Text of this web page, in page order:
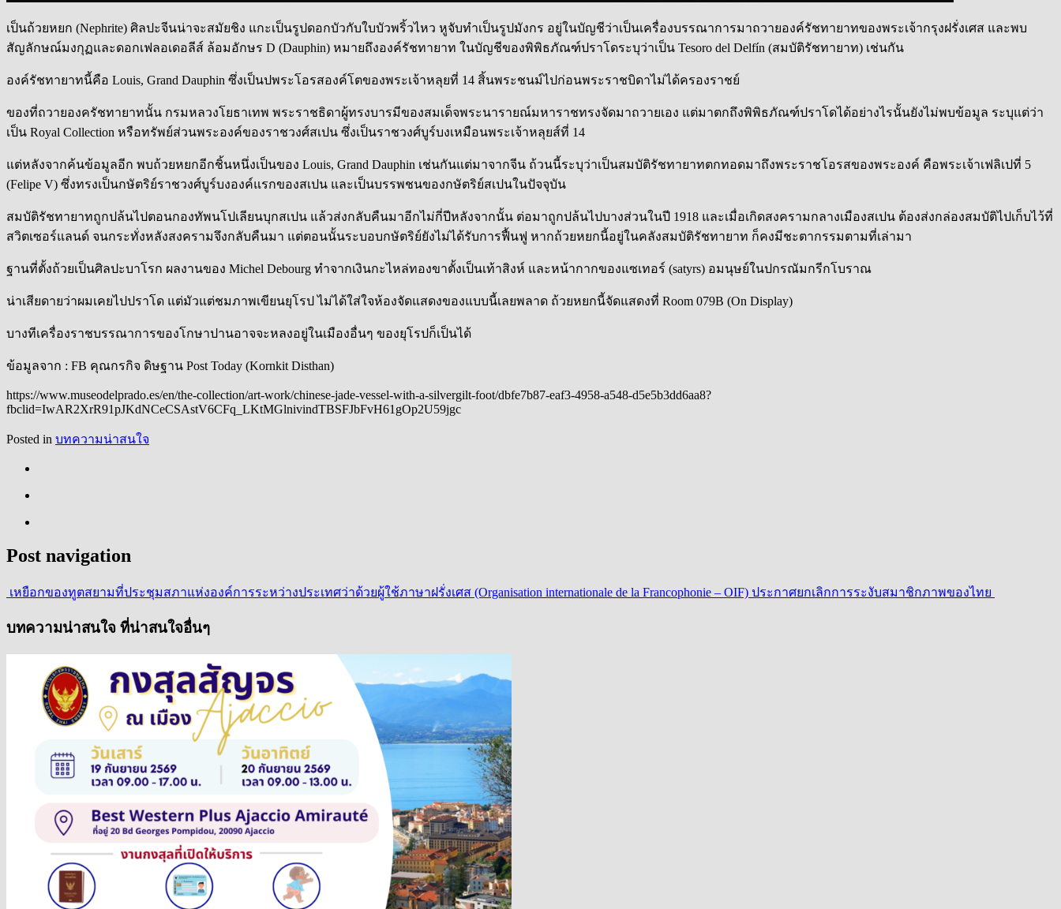
เป็นถ้วยหยก (Nephrite) ศิลปะจีนน่าจะสมัยชิง แกะเป็นรูปดอกบัวกับใบบัวพริ้วไหว หูจับทำเป็นรูปมังกร อยู่ในบัญชีว่าเป็นเครื่องบรรณาการมาถวายองค์รัชทายาทของพระเจ้ากรุงฝรั่งเศส และพบ
สัญลักษณ์มงกุฏและดอกเฟลอเดอลีส์ ล้อมอักษร D (Dauphin) หมายถึงองค์รัชทายาท ในบัญชีของพิพิธภัณฑ์ปราโดระบุว่าเป็น Tesoro del Delfín (สมบัติรัชทายาท) เช่นกัน
องค์รัชทายาทนี้คือ Louis, Grand Dauphin ซึ่งเป็นปพระโอรสองค์โตของพระเจ้าหลุยที่ 14 สิ้นพระชนม์ไปก่อนพระราชบิดาไม่ได้ครองราชย์
ของที่ถวายองครัชทายาทนั้น กรมหลวงโยธาเทพ พระราชธิดาผู้ทรงบารมีของสมเด็จพระนารายณ์มหาราชทรงจัดมาถวายเอง แต่มาตกถึงพิพิธภัณฑ์ปราโดได้อย่างไรนั้นยังไม่พบข้อมูล ระบุแต่ว่า
เป็น Royal Collection หรือทรัพย์ส่วนพระองค์ของราชวงศ์สเปน ซึ่งเป็นราชวงศ์บูร์บงเหมือนพระเจ้าหลุยส์ที่ 14
แต่หลังจากค้นข้อมูลอีก พบถ้วยหยกอีกชิ้นหนึ่งเป็นของ Louis, Grand Dauphin เช่นกันแต่มาจากจีน ถ้วนนี้ระบุว่าเป็นสมบัติรัชทายาทตกทอดมาถึงพระราชโอรสของพระองค์ คือพระเจ้าเฟลิเปที่ 5
(Felipe V) ซึ่งทรงเป็นกษัตริย์ราชวงศ์บูร์บงองค์แรกของสเปน และเป็นบรรพชนของกษัตริย์สเปนในปัจจุบัน
สมบัติรัชทายาทถูกปล้นไปตอนกองทัพนโปเลียนบุกสเปน แล้วส่งกลับคืนมาอีกไม่กี่ปีหลังจากนั้น ต่อมาถูกปล้นไปบางส่วนในปี 1918 และเมื่อเกิดสงครามกลางเมืองสเปน ต้องส่งกล่องสมบัติไปเก็บไว้ที่
สวิตเซอร์แลนด์ จนกระทั่งหลังสงครามจึงกลับคืนมา แต่ตอนนั้นระบอบกษัตริย์ยังไม่ได้รับการฟื้นฟู หากถ้วยหยกนี้อยู่ในคลังสมบัติรัชทายาท ก็คงมีชะตากรรมตามที่เล่ามา
ฐานที่ตั้งถ้วยเป็นศิลปะบาโรก ผลงานของ Michel Debourg ทำจากเงินกะไหล่ทองขาตั้งเป็นเท้าสิงห์ และหน้ากากของแซเทอร์ (satyrs) อมนุษย์ในปกรณัมกรีกโบราณ
น่าเสียดายว่าผมเคยไปปราโด แต่มัวแต่ชมภาพเขียนยุโรป ไม่ได้ใส่ใจห้องจัดแสดงของแบบนี้เลยพลาด ถ้วยหยกนี้จัดแสดงที่ Room 079B (On Display)
บางทีเครื่องราชบรรณาการของโกษาปานอาจจะหลงอยู่ในเมืองอื่นๆ ของยุโรปก็เป็นได้
ข้อมูลจาก : FB คุณกรกิจ ดิษฐาน Post Today (Kornkit Disthan)
https://www.museodelprado.es/en/the-collection/art-work/chinese-jade-vessel-with-a-silvergilt-foot/dbfe7b87-eaf3-4958-a548-d5e5b3dd6aa8?
fbclid=IwAR2XrR91pJKdNCeCSAstV6CFq_LKtMGlnivindTBSFJbFvH61gOp2U59jgc
Posted in บทความน่าสนใจ
Post navigation
เหยือกของทูตสยามที่ประชุมสภาแห่งองค์การระหว่างประเทศว่าด้วยผู้ใช้ภาษาฝรั่งเศส (Organisation internationale de la Francophonie – OIF) ประกาศยกเลิกการระงับสมาชิกภาพของไทย
บทความน่าสนใจ ที่น่าสนใจอื่นๆ